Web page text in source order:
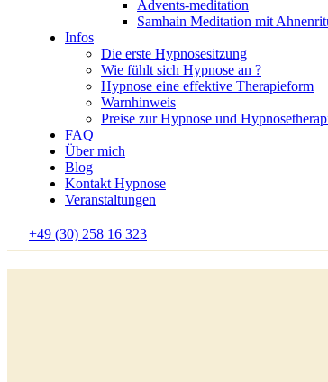
Advents-meditation
Samhain Meditation mit
Infos
Die erste Hypnosesitzung
Wie fühlt sich Hypnose an ?
Hypnose eine effektive Therapieform
Warnhinweis
Preise zur Hypnose und
FAQ
Über mich
Blog
Kontakt Hypnose
Veranstaltungen
+49 (30) 258 16 323